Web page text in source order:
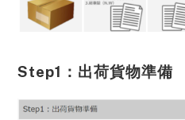
Step1：出荷貨物準備